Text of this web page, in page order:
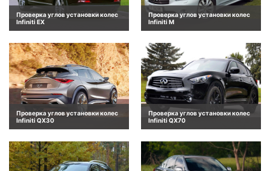
Проверка углов установки колес
Infiniti EX
Проверка углов установки колес
Infiniti M
Проверка углов установки колес
Infiniti QX30
Проверка углов установки колес
Infiniti QX70